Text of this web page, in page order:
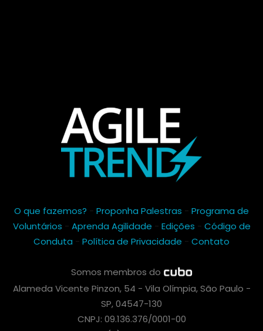
O que fazemos? - Proponha Palestras - Programa de
Voluntários - Aprenda Agilidade - Edições - Código de
Conduta - Política de Privacidade - Contato
Somos membros do
Alameda Vicente Pinzon, 54 - Vila Olímpia, São Paulo -
SP, 04547-130
CNPJ: 09.136.376/0001-00